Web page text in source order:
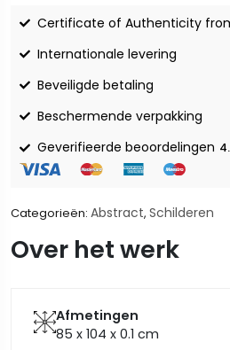
Certificate of Authenticity
Internationale levering
Beveiligde betaling
Beschermende verpakking
Geverifieerde beoordelingen
Categorieën: Abstract, Schilderen
Over het werk
Afmetingen
85 x 104 x 0.1 cm